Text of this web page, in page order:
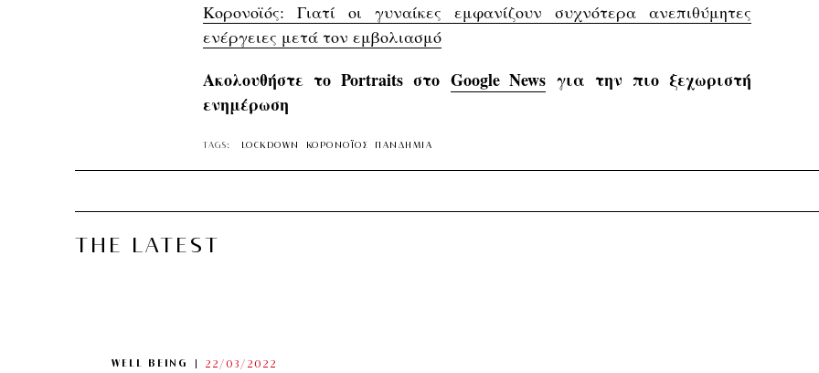
Κορονοϊός: Γιατί οι γυναίκες εμφανίζουν συχνότερα ανεπιθύμητες
ενέργειες μετά τον εμβολιασμό
Ακολουθήστε το Portraits στο Google News για την πιο ξεχωριστή
ενημέρωση
TAGS: LOCKDOWN ΚΟΡΟΝΟΪΟΣ ΠΑΝΔΗΜΙΑ
THE LATEST
WELL BEING 22/03/2022